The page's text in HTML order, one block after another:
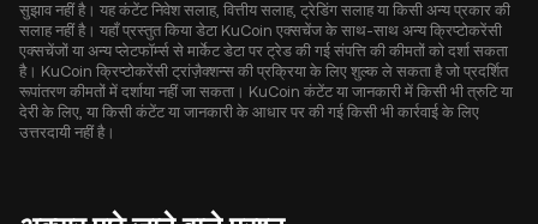
सुझाव नहीं है। यह कंटेंट निवेश सलाह, वित्तीय सलाह, ट्रेडिंग सलाह या किसी अन्य प्रकार की
सलाह नहीं है। यहाँ प्रस्तुत किया डेटा KuCoin एक्सचेंज के साथ-साथ अन्य क्रिप्टोकरेंसी
एक्सचेंजों या अन्य प्लेटफॉर्म्स से मार्केट डेटा पर ट्रेड की गई संपत्ति की कीमतों को दर्शा सकता
है। KuCoin क्रिप्टोकरेंसी ट्रांज़ैक्शन्स की प्रक्रिया के लिए शुल्क ले सकता है जो प्रदर्शित
रूपांतरण कीमतों में दर्शाया नहीं जा सकता। KuCoin कंटेंट या जानकारी में किसी भी त्रुटि या
देरी के लिए, या किसी कंटेंट या जानकारी के आधार पर की गई किसी भी कार्रवाई के लिए
उत्तरदायी नहीं है।